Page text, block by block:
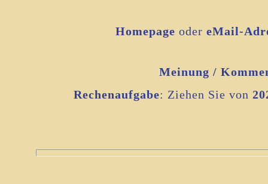
Homepage oder eMail-
Meinung /
Rechenaufgabe: Ziehen Sie von